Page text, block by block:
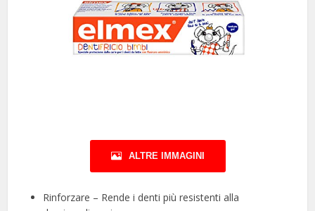
ALTRE IMMAGINI
Rinforzare – Rende i denti più resistenti alla